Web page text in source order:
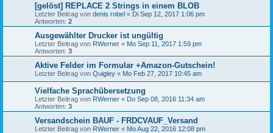
[gelöst] REPLACE 2 Strings in einem BLOB
Letzter Beitrag von denis robel « Di Sep 12, 2017 1:06 pm
Antworten: 2
Ausgewählter Drucker ist ungültig
Letzter Beitrag von RWerner « Mo Sep 11, 2017 1:59 pm
Antworten: 3
Aktive Felder im Formular +Amazon-Gutschein!
Letzter Beitrag von Quigley « Mo Feb 27, 2017 10:45 am
Vielfache Sprachübersetzung
Letzter Beitrag von RWerner « Do Sep 08, 2016 11:34 am
Antworten: 3
Versandschein BAUF - FRDCVAUF_Versand
Letzter Beitrag von RWerner « Mo Aug 22, 2016 12:08 pm